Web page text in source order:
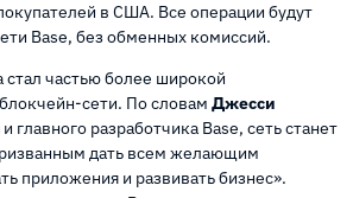
в США. Все операции будут
Base, без обменных комиссий.
частью более широкой
сети. По словам Джесси
главного разработчика Base, сеть станет
дать всем желающим
приложения и развивать бизнес».